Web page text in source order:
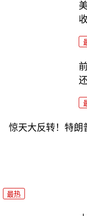
惊天大反转！特朗
最热